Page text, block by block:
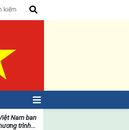
Nam ban
trình...